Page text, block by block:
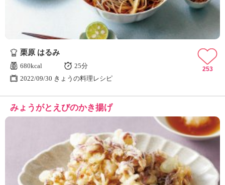
栗原 はるみ
680kcal
25分
2022/09/30 きょうの料理レシピ
253
みょうがとえびのかき揚げ